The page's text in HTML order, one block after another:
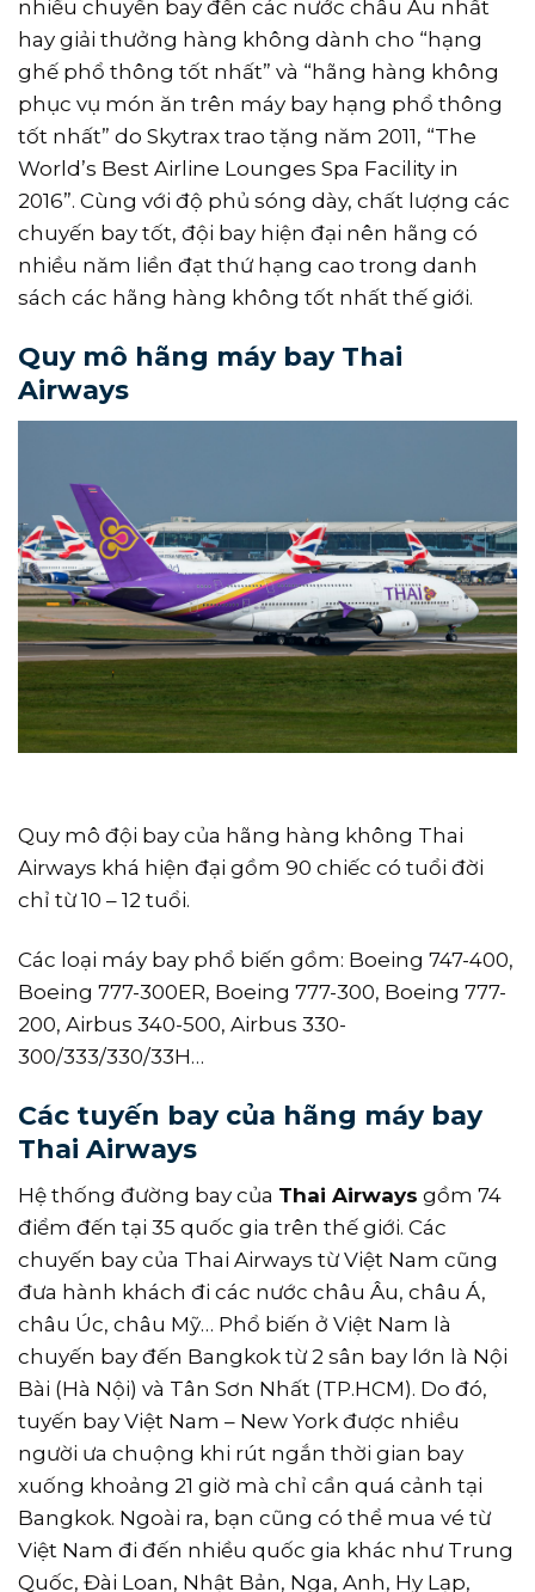
nhiều chuyến bay đến các nước châu Âu nhất
hay giải thưởng hàng không dành cho “hạng
ghế phổ thông tốt nhất” và “hãng hàng không
phục vụ món ăn trên máy bay hạng phổ thông
tốt nhất” do Skytrax trao tặng năm 2011, “The
World’s Best Airline Lounges Spa Facility in
2016”. Cùng với độ phủ sóng dày, chất lượng các
chuyến bay tốt, đội bay hiện đại nên hãng có
nhiều năm liền đạt thứ hạng cao trong danh
sách các hãng hàng không tốt nhất thế giới.
Quy mô hãng máy bay Thai
Airways
Quy mô đội bay của hãng hàng không Thai
Airways khá hiện đại gồm 90 chiếc có tuổi đời
chỉ từ 10 – 12 tuổi.
Các loại máy bay phổ biến gồm: Boeing 747-400,
Boeing 777-300ER, Boeing 777-300, Boeing 777-
200, Airbus 340-500, Airbus 330-
300/333/330/33H…
Các tuyến bay của hãng máy bay
Thai Airways
Hệ thống đường bay của Thai Airways gồm 74
điểm đến tại 35 quốc gia trên thế giới. Các
chuyến bay của Thai Airways từ Việt Nam cũng
đưa hành khách đi các nước châu Âu, châu Á,
châu Úc, châu Mỹ… Phổ biến ở Việt Nam là
chuyến bay đến Bangkok từ 2 sân bay lớn là Nội
Bài (Hà Nội) và Tân Sơn Nhất (TP.HCM). Do đó,
tuyến bay Việt Nam – New York được nhiều
người ưa chuộng khi rút ngắn thời gian bay
xuống khoảng 21 giờ mà chỉ cần quá cảnh tại
Bangkok. Ngoài ra, bạn cũng có thể mua vé từ
Việt Nam đi đến nhiều quốc gia khác như Trung
Quốc, Đài Loan, Nhật Bản, Nga, Anh, Hy Lạp,